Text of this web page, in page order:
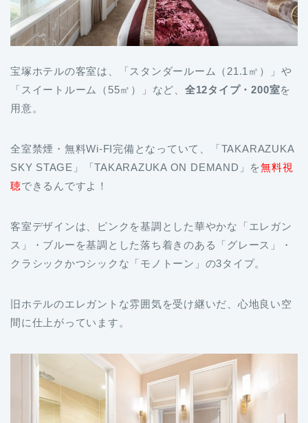
宝塚ホテルの客室は、「スタンダールーム（21.1㎡）」や
「スイートルーム（55㎡）」など、 全12タイプ・200室を
用意。
全室禁煙・無料Wi-FI完備となっていて、「TAKARAZUKA
SKY STAGE」「TAKARAZUKA ON DEMAND」を無料視
聴できるんですよ！
客室デザインは、ピンクを基調とした華やかな「エレガン
ス」・ブルーを基調とした落ち着きのある「グレース」・
クラシックかつシックな「モノトーン」の3タイプ。
旧ホテルのエレガントな雰囲気を受け継いだ、心地良い空
間に仕上がっています。